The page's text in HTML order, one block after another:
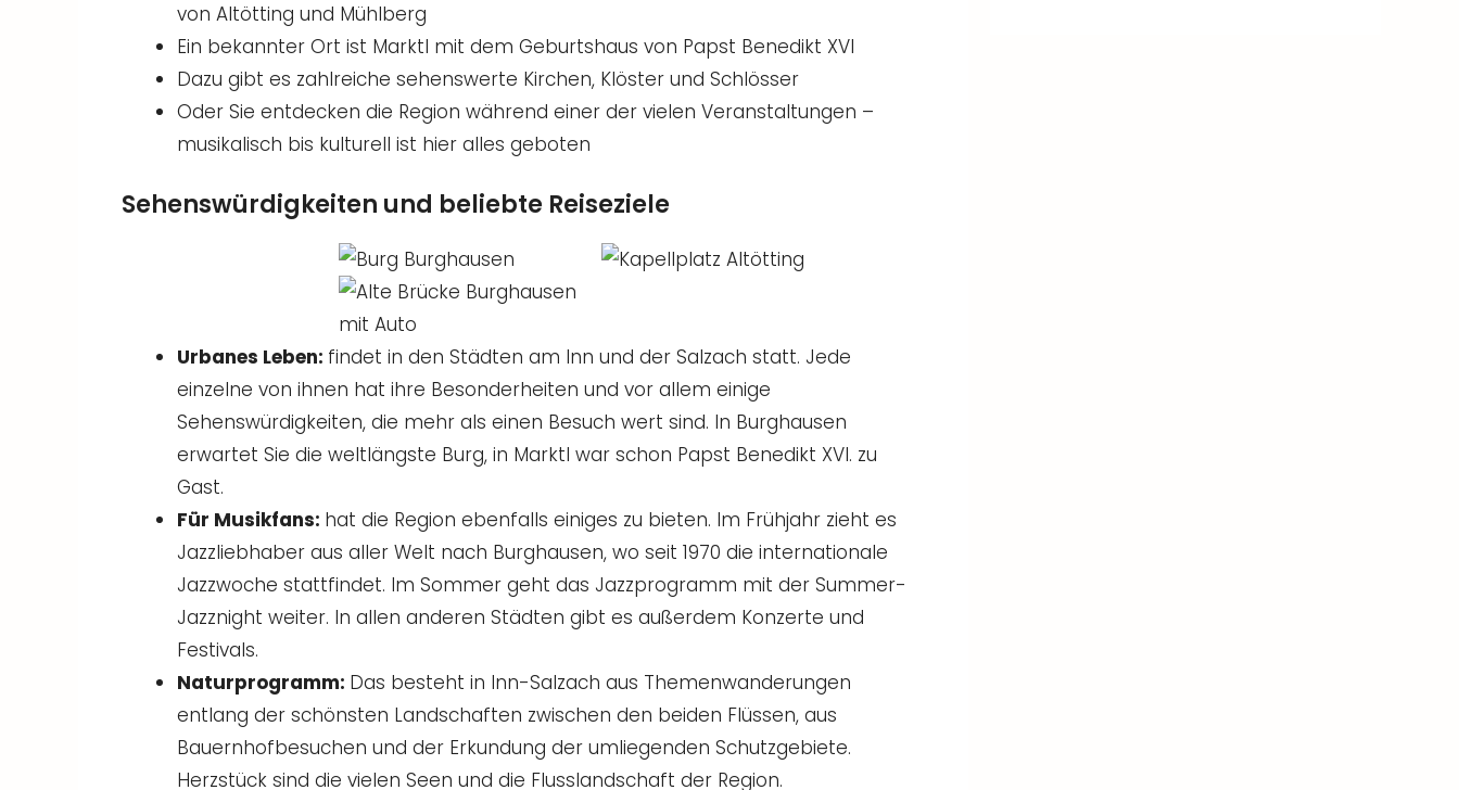
von Altötting und Mühlberg
Ein bekannter Ort ist Marktl mit dem Geburtshaus von Papst Benedikt XVI
Dazu gibt es zahlreiche sehenswerte Kirchen, Klöster und Schlösser
Oder Sie entdecken die Region während einer der vielen Veranstaltungen –
musikalisch bis kulturell ist hier alles geboten
Sehenswürdigkeiten und beliebte Reiseziele
Urbanes Leben: findet in den Städten am Inn und der Salzach statt. Jede
einzelne von ihnen hat ihre Besonderheiten und vor allem einige
Sehenswürdigkeiten, die mehr als einen Besuch wert sind. In Burghausen
erwartet Sie die weltlängste Burg, in Marktl war schon Papst Benedikt XVI. zu
Gast.
Für Musikfans: hat die Region ebenfalls einiges zu bieten. Im Frühjahr zieht es
Jazzliebhaber aus aller Welt nach Burghausen, wo seit 1970 die internationale
Jazzwoche stattfindet. Im Sommer geht das Jazzprogramm mit der Summer-
Jazznight weiter. In allen anderen Städten gibt es außerdem Konzerte und
Festivals.
Naturprogramm: Das besteht in Inn-Salzach aus Themenwanderungen
entlang der schönsten Landschaften zwischen den beiden Flüssen, aus
Bauernhofbesuchen und der Erkundung der umliegenden Schutzgebiete.
Herzstück sind die vielen Seen und die Flusslandschaft der Region.